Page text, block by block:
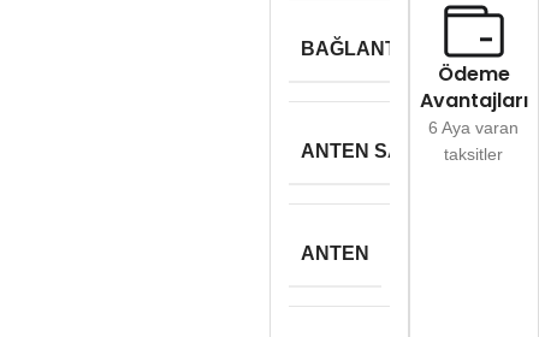
BAĞLANTI TIPI
ANTEN SAYISI
ANTEN
Ödeme
Avantajları
6 Aya varan
taksitler